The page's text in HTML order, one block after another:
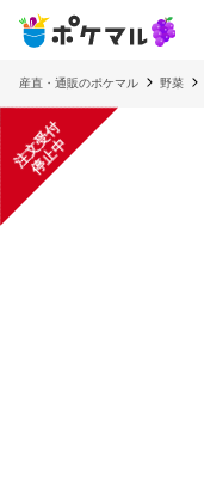
産直・通販のポケマル 野菜
注
文
受
付
停
止
中